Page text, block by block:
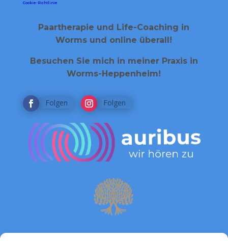
Cookie-Richtlinie
Paartherapie und Life-Coaching in
Worms und online überall!
Besuchen Sie mich in meiner Praxis in
Worms-Heppenheim!
Folgen Folgen